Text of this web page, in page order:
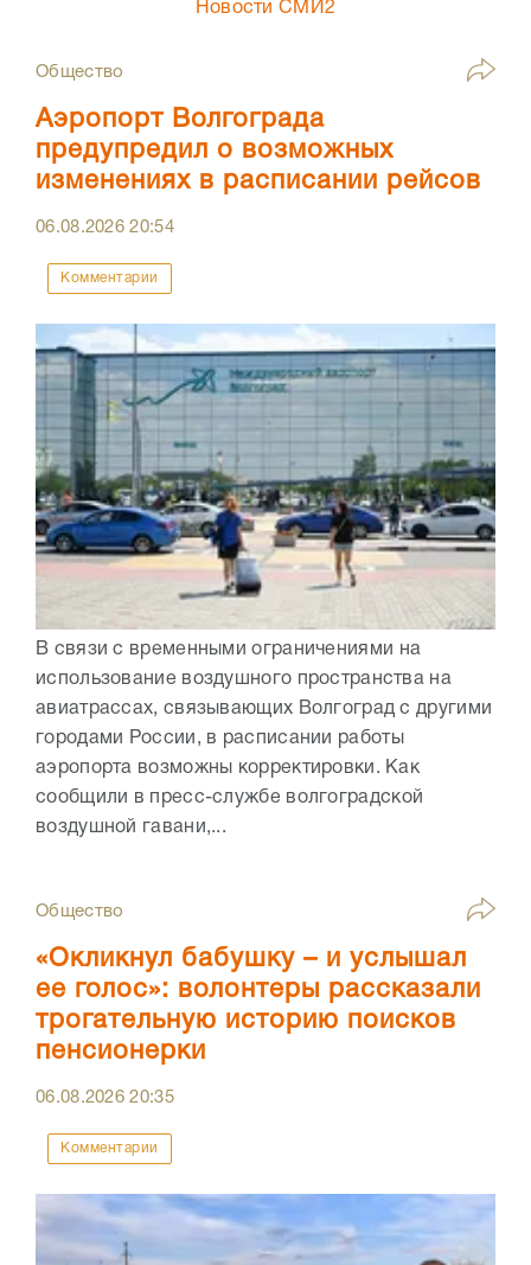
Новости СМИ2
Общество
Аэропорт Волгограда
предупредил о возможных
изменениях в расписании рейсов
06.08.202620:54
Комментарии
В связи с временными ограничениями на
использование воздушного пространства на
авиатрассах, связывающих Волгоград с другими
городами России, в расписании работы
аэропорта возможны корректировки. Как
сообщили в пресс-службе волгоградской
воздушной гавани,...
Общество
«Окликнул бабушку – и услышал
ее голос»: волонтеры рассказали
трогательную историю поисков
пенсионерки
06.08.202620:35
Комментарии